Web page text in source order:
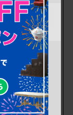
の流れ
沿ってログイ
力へとお進